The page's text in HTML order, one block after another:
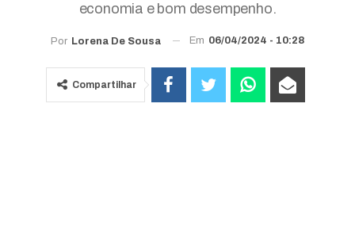
economia e bom desempenho.
Por Lorena De Sousa Em 06/04/2024 - 10:28
Compartilhar